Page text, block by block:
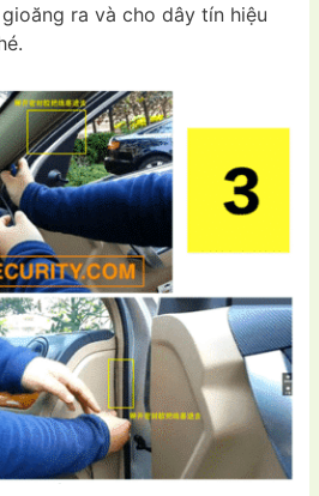
ra và cho dây tín hiệu